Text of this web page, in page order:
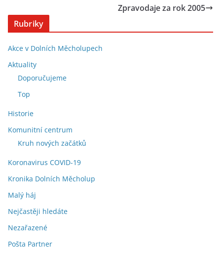
Zpravodaje za rok 2005
Rubriky
Akce v Dolních Měcholupech
Aktuality
Doporučujeme
Top
Historie
Komunitní centrum
Kruh nových začátků
Koronavirus COVID-19
Kronika Dolních Měcholup
Malý háj
Nejčastěji hledáte
Nezařazené
Pošta Partner